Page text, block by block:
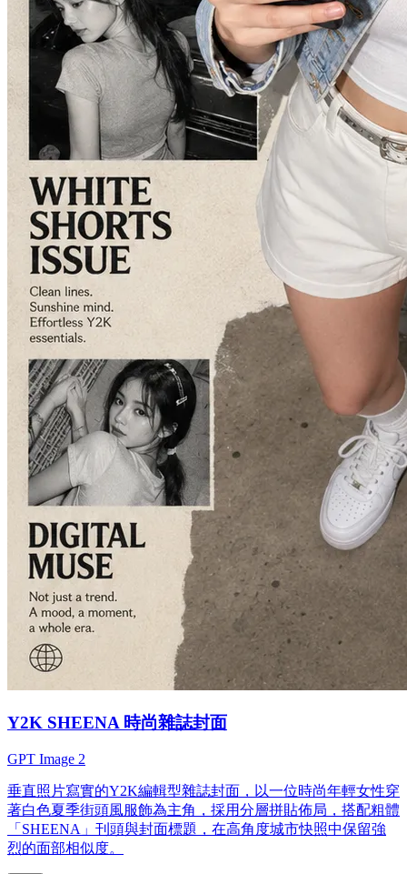
Y2K SHEENA 時尚雜誌封面
GPT Image 2
垂直照片寫實的Y2K編輯型雜誌封面，以一位時尚年輕女性穿
著白色夏季街頭風服飾為主角，採用分層拼貼佈局，搭配粗體
「SHEENA」刊頭與封面標題，在高角度城市快照中保留強
烈的面部相似度。